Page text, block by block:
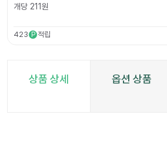
개당 211원
423 P 적립
상품 상세 옵션 상품